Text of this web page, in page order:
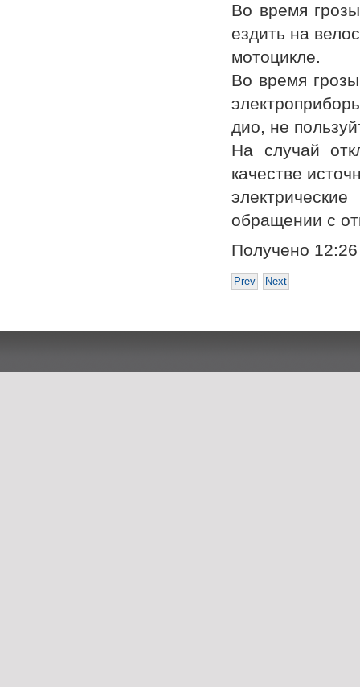
Во время
ездить на
мотоцикле.
Во время
дио, не
На случай
качестве
обращении с
Prev Next